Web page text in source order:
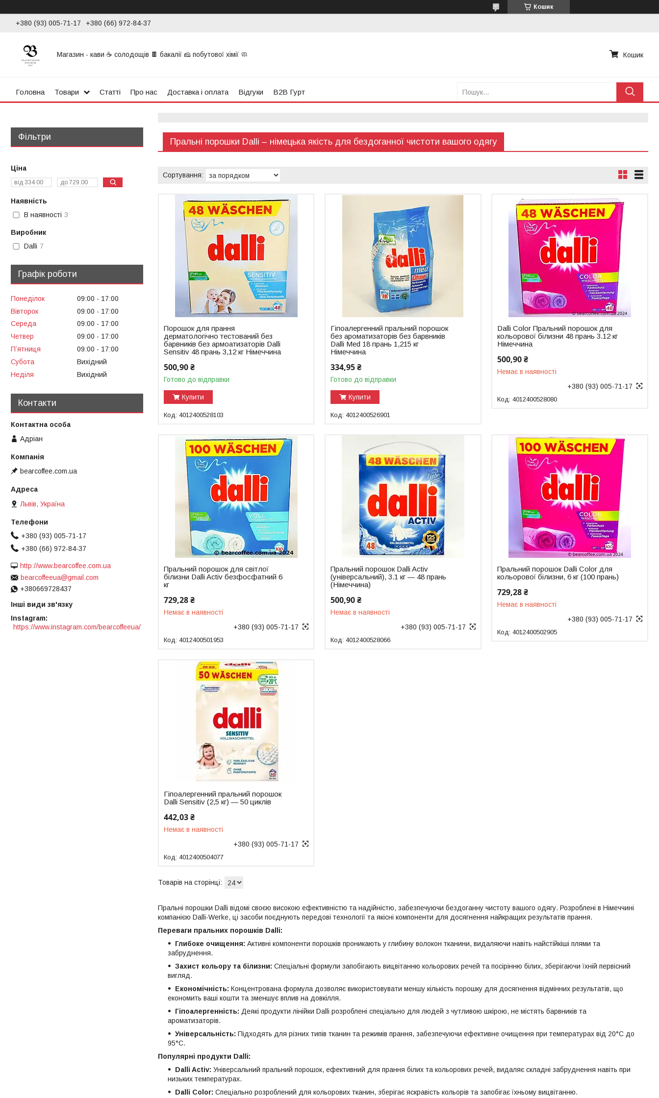
Кошик
+380 (93) 005-71-17 +380 (66) 972-84-37
Магазин - кави ☕ солодощів 🍫 бакалії 🧀 побутової хімії 🧼 Кошик
Головна Товари Статті Про нас Доставка і оплата Відгуки B2B Гурт
Пральні порошки Dalli – німецька якість для бездоганної чистоти вашого одягу
Порошок для прання
дерматологічно тестований без
барвників без армоатизаторів Dalli
Sensitiv 48 прань 3,12 кг Німеччина
500,90 ₴
Готово до відправки
Купити
4012400528103
Гіпоалергенний пральний порошок
без ароматизаторів без барвників
Dalli Med 18 прань 1,215 кг
Німеччина
334,95 ₴
Готово до відправки
Купити
4012400526901
Dalli Color Пральний порошок для
кольорової білизни 48 прань 3.12 кг
Німеччина
500,90 ₴
Немає в наявності
+380 (93) 005-71-17
4012400528080
Пральний порошок для світлої
білизни Dalli Activ безфосфатний 6
кг
729,28 ₴
Немає в наявності
+380 (93) 005-71-17
4012400501953
Пральний порошок Dalli Activ
(універсальний), 3.1 кг — 48 прань
(Німеччина)
500,90 ₴
Немає в наявності
+380 (93) 005-71-17
4012400528066
Пральний порошок Dalli Color для
кольорової білизни, 6 кг (100 прань)
729,28 ₴
Немає в наявності
+380 (93) 005-71-17
4012400502905
Гіпоалергенний пральний порошок
Dalli Sensitiv (2,5 кг) — 50 циклів
442,03 ₴
Немає в наявності
+380 (93) 005-71-17
4012400504077
Пральні порошки Dalli відомі своєю високою ефективністю та надійністю, забезпечуючи бездоганну чистоту вашого одягу. Розроблені в Німеччині
компанією Dalli-Werke, ці засоби поєднують передові технології та якісні компоненти для досягнення найкращих результатів прання.
Переваги пральних порошків Dalli:
Глибоке очищення: Активні компоненти порошків проникають у глибину волокон тканини, видаляючи навіть найстійкіші плями та
забруднення.
Захист кольору та білизни: Спеціальні формули запобігають вицвітанню кольорових речей та посірінню білих, зберігаючи їхній первісний
вигляд.
Економічність: Концентрована формула дозволяє використовувати меншу кількість порошку для досягнення відмінних результатів, що
економить ваші кошти та зменшує вплив на довкілля.
Гіпоалергенність: Деякі продукти лінійки Dalli розроблені спеціально для людей з чутливою шкірою, не містять барвників та
ароматизаторів.
Універсальність: Підходять для різних типів тканин та режимів прання, забезпечуючи ефективне очищення при температурах від 20°C до
95°C.
Популярні продукти Dalli:
Dalli Activ: Універсальний пральний порошок, ефективний для прання білих та кольорових речей, видаляє складні забруднення навіть при
низьких температурах.
Dalli Color: Спеціально розроблений для кольорових тканин, зберігає яскравість кольорів та запобігає їхньому вицвітанню.
Фільтри
Ціна
Наявність
В наявності 3
Виробник
Dalli 7
Графік роботи
Понеділок 09:00
17:00
Вівторок
09:00
17:00
Середа
09:00
17:00
Четвер
09:00
17:00
Пʼятниця
09:00
17:00
Субота
Вихідний
Неділя
Вихідний
Контакти
Адріан
bearcoffee.com.ua
Львів, Україна
+380 (93) 005-71-17
+380 (66) 972-84-37
http://www.bearcoffee.com.ua
bearcoffeeua@gmail.com
+380669728437
Інші види зв'язку
Instagram
https://www.instagram.com/bearcoffeeua/